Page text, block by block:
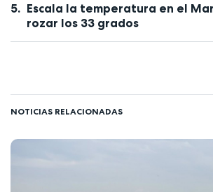
Escala la temperatura en el
rozar los 33 grados
NOTICIAS RELACIONADAS